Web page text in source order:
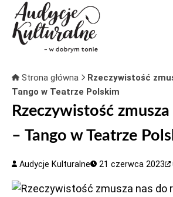
Strona główna
Rzeczywistość
Tango w Teatrze Polskim
Rzeczywistość
– Tango w Teatrze
Audycje Kulturalne 21 czerwca 2023